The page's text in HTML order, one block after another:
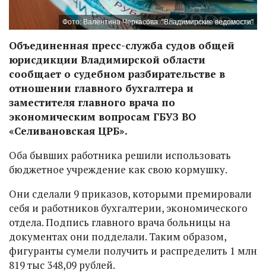
Фото: Валентина Черкасова. "Владимирские ведомости"
Объединенная пресс-служба судов общей
юрисдикции Владимирской области
сообщает о судебном разбирательстве в
отношении главного бухгалтера и
заместителя главного врача по
экономическим вопросам ГБУЗ ВО
«Селивановская ЦРБ».
Оба бывших работника решили использовать
бюджетное учреждение как свою кормушку.
Они сделали 9 приказов, которыми премировали
себя и работников бухгалтерии, экономического
отдела. Подпись главного врача больницы на
документах они подделали. Таким образом,
фигуранты сумели получить и распределить 1 млн
819 тыс 348,09 рублей.